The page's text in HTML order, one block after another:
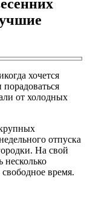
хочется
от холодных
отпуска
На свой
несколько
время.